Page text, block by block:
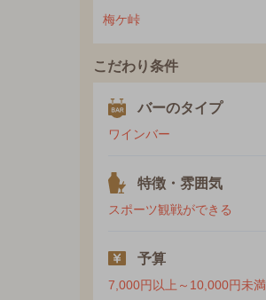
梅ケ峠
こだわり条件
バーのタイプ
ワインバー
特徴・雰囲気
スポーツ観戦ができる
予算
7,000円以上～10,000円未満